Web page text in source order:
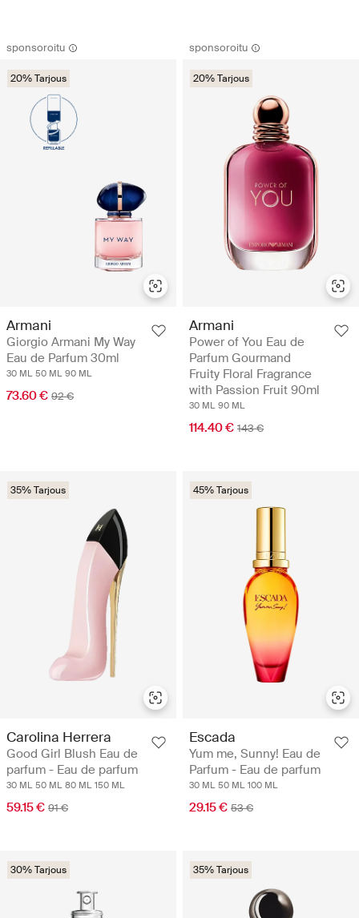
sponsoroitu
20% Tarjous
Armani
Giorgio Armani My Way
Eau de Parfum 30ml
30 ML 50 ML 90 ML
73.60 € 92 €
sponsoroitu
20% Tarjous
Armani
Power of You Eau de
Parfum Gourmand
Fruity Floral Fragrance
with Passion Fruit 90ml
30 ML 90 ML
114.40 € 143 €
35% Tarjous
Carolina Herrera
Good Girl Blush Eau de
parfum - Eau de parfum
30 ML 50 ML 80 ML 150 ML
59.15 € 91 €
45% Tarjous
Escada
Yum me, Sunny! Eau de
Parfum - Eau de parfum
30 ML 50 ML 100 ML
29.15 € 53 €
30% Tarjous 35% Tarjous